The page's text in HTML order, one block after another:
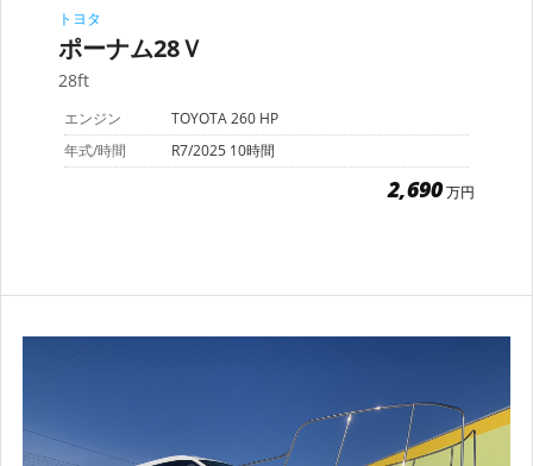
トヨタ
ポーナム28Ｖ
28ft
エンジン
TOYOTA 260 HP
年式/時間
R7/2025 10時間
2,690万円